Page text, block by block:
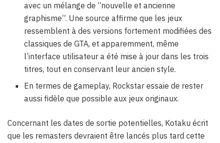
avec un mélange de “nouvelle et ancienne
graphisme”. Une source affirme que les jeux
ressemblent à des versions fortement modifiées des
classiques de GTA, et apparemment, même
l’interface utilisateur a été mise à jour dans les trois
titres, tout en conservant leur ancien style.
En termes de gameplay, Rockstar essaie de rester
aussi fidèle que possible aux jeux originaux.
Concernant les dates de sortie potentielles, Kotaku écrit
que les remasters devraient être lancés plus tard cette